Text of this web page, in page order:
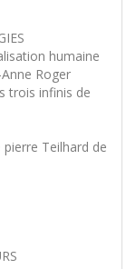
humaine
Roger
trois infinis de
pierre Teilhard de